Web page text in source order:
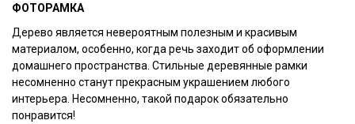
ФОТОРАМКА
Дерево является невероятным полезным и красивым
материалом, особенно, когда речь заходит об оформлении
домашнего пространства. Стильные деревянные рамки
несомненно станут прекрасным украшением любого
интерьера. Несомненно, такой подарок обязательно
понравится!